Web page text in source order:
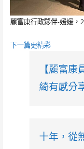
麗富康行政夥伴-媛媛，
下一篇更精彩
【麗富
綺有感分
十年，從